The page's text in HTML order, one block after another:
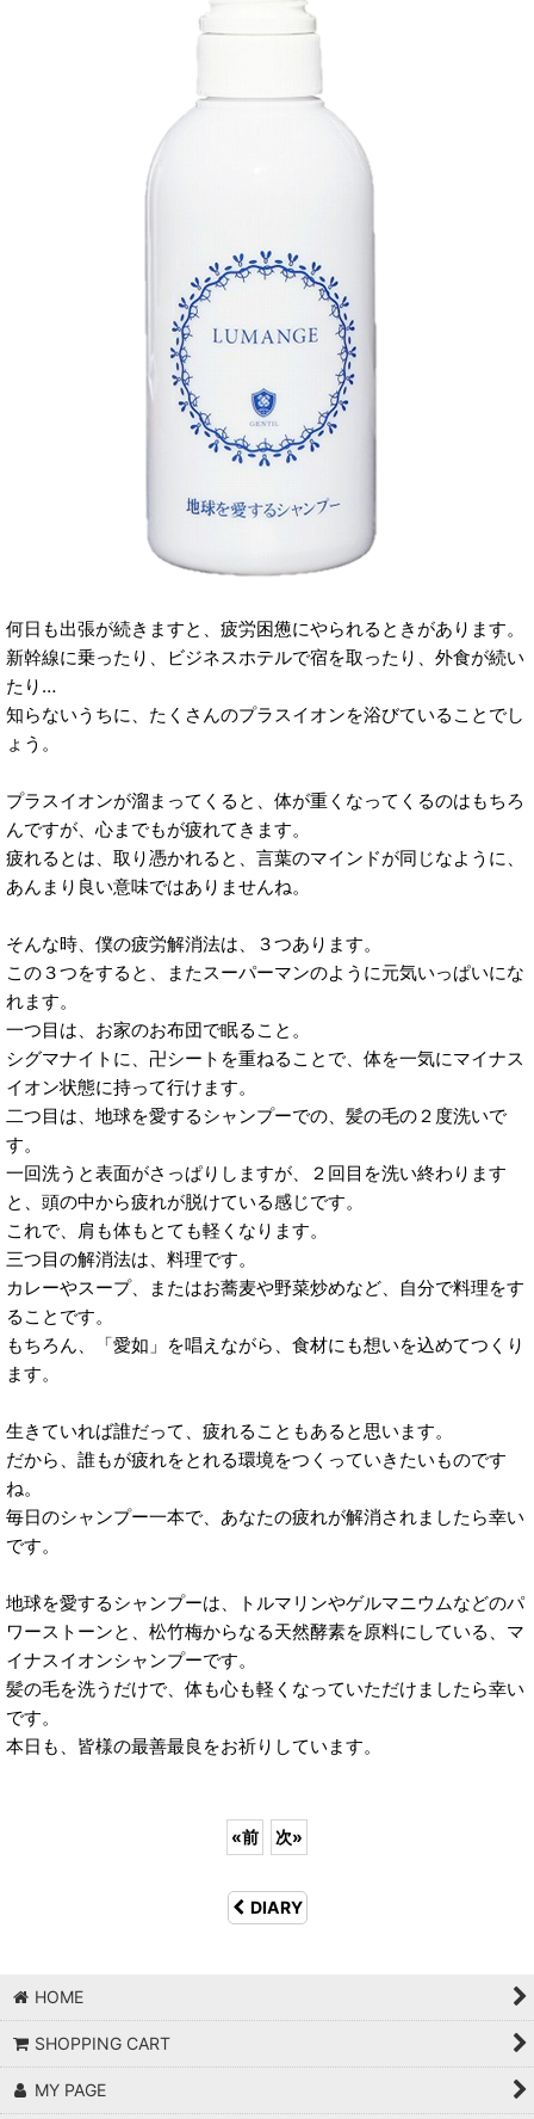
何日も出張が続きますと、疲労困憊にやられるときがあります。
新幹線に乗ったり、ビジネスホテルで宿を取ったり、外食が続い
たり…
知らないうちに、たくさんのプラスイオンを浴びていることでし
ょう。
プラスイオンが溜まってくると、体が重くなってくるのはもちろ
んですが、心までもが疲れてきます。
疲れるとは、取り憑かれると、言葉のマインドが同じなように、
あんまり良い意味ではありませんね。
そんな時、僕の疲労解消法は、３つあります。
この３つをすると、またスーパーマンのように元気いっぱいにな
れます。
一つ目は、お家のお布団で眠ること。
シグマナイトに、卍シートを重ねることで、体を一気にマイナス
イオン状態に持って行けます。
二つ目は、地球を愛するシャンプーでの、髪の毛の２度洗いで
す。
一回洗うと表面がさっぱりしますが、２回目を洗い終わります
と、頭の中から疲れが脱けている感じです。
これで、肩も体もとても軽くなります。
三つ目の解消法は、料理です。
カレーやスープ、またはお蕎麦や野菜炒めなど、自分で料理をす
ることです。
もちろん、「愛如」を唱えながら、食材にも想いを込めてつくり
ます。
生きていれば誰だって、疲れることもあると思います。
だから、誰もが疲れをとれる環境をつくっていきたいものです
ね。
毎日のシャンプー一本で、あなたの疲れが解消されましたら幸い
です。
地球を愛するシャンプーは、トルマリンやゲルマニウムなどのパ
ワーストーンと、松竹梅からなる天然酵素を原料にしている、マ
イナスイオンシャンプーです。
髪の毛を洗うだけで、体も心も軽くなっていただけましたら幸い
です。
本日も、皆様の最善最良をお祈りしています。
«前 次»
DIARY
HOME
SHOPPING CART
MY PAGE